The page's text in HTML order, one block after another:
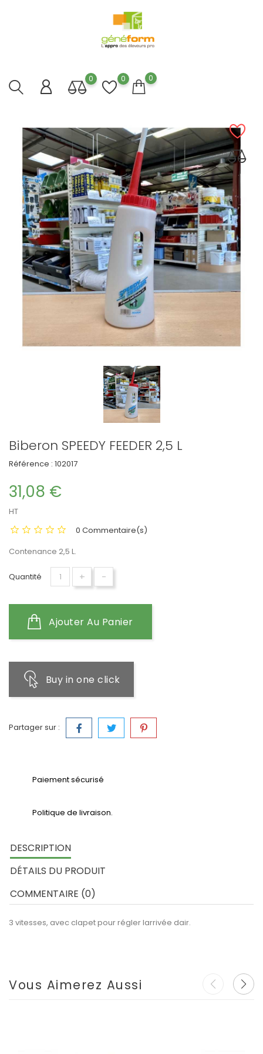
0 0 0
Biberon SPEEDY FEEDER 2,5 L
Référence : 102017
31,08 €
HT
0 Commentaire(s)
Contenance 2,5 L.
Quantité + -
Ajouter Au Panier
Buy in one click
Partager sur :
Paiement sécurisé
Politique de livraison.
DESCRIPTION
DÉTAILS DU PRODUIT
COMMENTAIRE (0)
3 vitesses, avec clapet pour régler larrivée dair.
Vous Aimerez Aussi